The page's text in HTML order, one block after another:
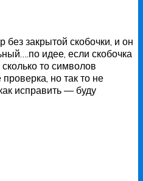
закрытой скобочки, и он
идее, если скобочка
то символов
но так то не
исправить — буду